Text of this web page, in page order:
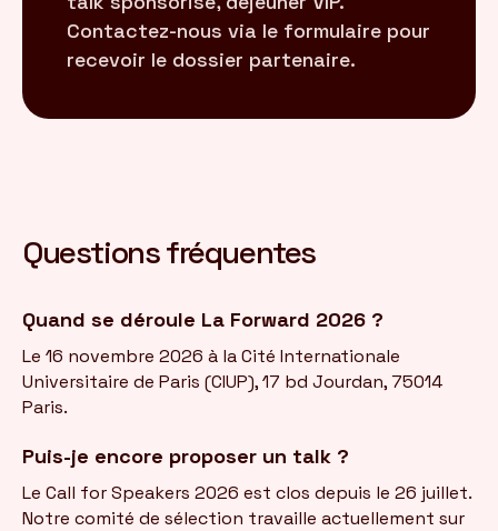
Contactez-nous via le formulaire pour
recevoir le dossier partenaire.
Questions fréquentes
Quand se déroule La Forward 2026 ?
Le 16 novembre 2026 à la Cité Internationale
Universitaire de Paris (CIUP), 17 bd Jourdan, 75014
Paris.
Puis-je encore proposer un talk ?
Le Call for Speakers 2026 est clos depuis le 26 juillet.
Notre comité de sélection travaille actuellement sur